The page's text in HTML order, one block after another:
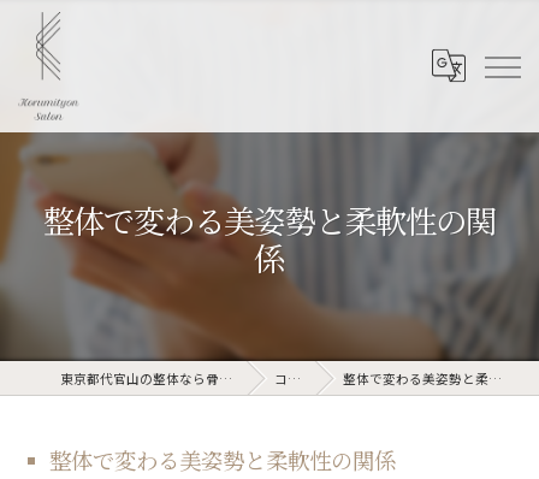
整体で変わる美姿勢と柔軟性の関
係
東京都代官山の整体なら骨美整salon コラム 整体で変わる美姿勢と柔軟性の関係
整体で変わる美姿勢と柔軟性の関係